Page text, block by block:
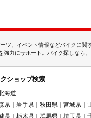
、イベント情報などバイクに関
力にサポート。バイク探しなら
ショップ検索
海道
県｜岩手県｜秋田県｜宮城県｜
城県｜栃木県｜群馬県｜埼玉県